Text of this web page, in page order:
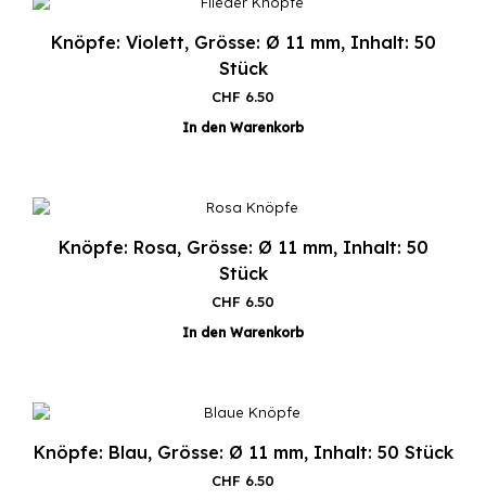
Knöpfe: Violett, Grösse: Ø 11 mm, Inhalt: 50
Stück
CHF 6.50
In den Warenkorb
Knöpfe: Rosa, Grösse: Ø 11 mm, Inhalt: 50
Stück
CHF 6.50
In den Warenkorb
Knöpfe: Blau, Grösse: Ø 11 mm, Inhalt: 50 Stück
CHF 6.50